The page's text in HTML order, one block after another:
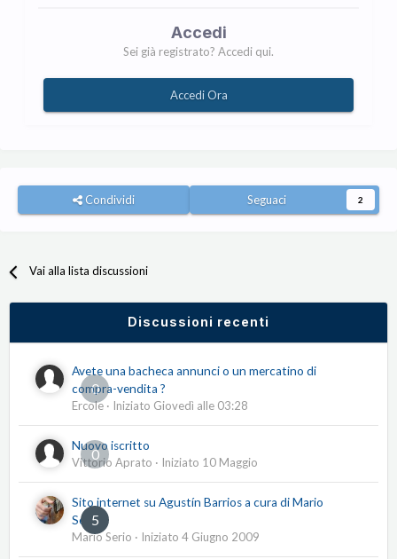
Accedi
Sei già registrato? Accedi qui.
Accedi Ora
Condividi Seguaci 2
Vai alla lista discussioni
Discussioni recenti
0
Avete una bacheca annunci o un mercatino di
compra-vendita ?
Ercole · Iniziato Giovedì alle 03:28
0
Nuovo iscritto
Vittorio Aprato · Iniziato 10 Maggio
5
Sito internet su Agustín Barrios a cura di Mario
Serio
Mario Serio · Iniziato 4 Giugno 2009